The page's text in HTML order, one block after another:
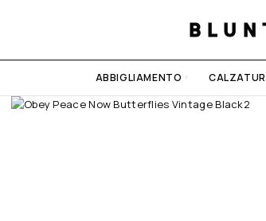
ABBIGLIAMENTO